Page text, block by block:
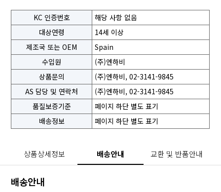
KC 인증번호
해당 사항 없음
대상연령
14세 이상
제조국 또는 OEM
Spain
수입원
(주)엔하비
상품문의
(주)엔하비, 02-3141-9845
AS 담당 및 연락처
(주)엔하비, 02-3141-9845
품질보증기준
페이지 하단 별도 표기
배송정보
페이지 하단 별도 표기
상품상세정보 배송안내 교환 및 반품안내
배송안내